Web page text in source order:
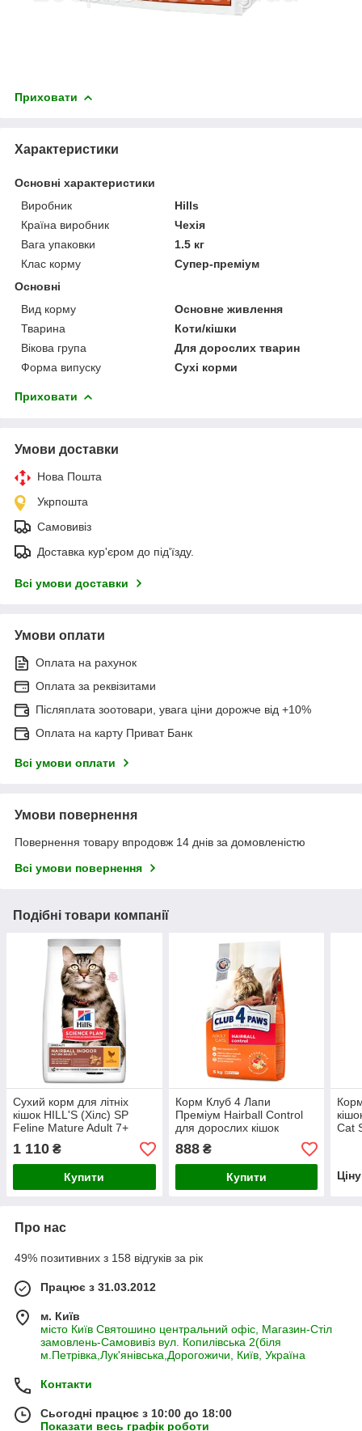
Приховати
Характеристики
Основні характеристики
Виробник
Hills
Країна виробник
Чехія
Вага упаковки
1.5 кг
Клас корму
Супер-преміум
Основні
Вид корму
Основне живлення
Тварина
Коти/кішки
Вікова група
Для дорослих тварин
Форма випуску
Сухі корми
Приховати
Умови доставки
Нова Пошта
Укрпошта
Самовивіз
Доставка кур'єром до під'їзду.
Всі умови доставки
Умови оплати
Оплата на рахунок
Оплата за реквізитами
Післяплата зоотовари, увага ціни дорожче від +10%
Оплата на карту Приват Банк
Всі умови оплати
Умови повернення
Повернення товару впродовж 14 днів за домовленістю
Всі умови повернення
Подібні товари компанії
Сухий корм для літніх
кішок HILL'S (Хілс) SP
Feline Mature Adult 7+
Hairball Indoor виведення
шерсті (курка),
1 110 ₴
Купити
Корм Клуб 4 Лапи
Преміум Hairball Control
для дорослих кішок
Виведення шерсті, 5 кг
888₴
Купити
Cat
Про нас
49% позитивних з 158 відгуків за рік
Працює з 31.03.2012
м. Київ
місто Київ Святошино центральний офіс, Магазин-Стіл
замовлень-Самовивіз вул. Копилівська 2(біля
м.Петрівка,Лук'янівська,Дорогожичи, Київ, Україна
Контакти
Сьогодні працює з 10:00 до 18:00
Показати весь графік роботи